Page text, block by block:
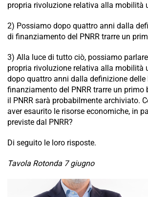
propria rivoluzione relativa alla mobilità
2) Possiamo dopo quattro anni dalla
di finanziamento del PNRR trarre un
3) Alla luce di tutto ciò, possiamo
propria rivoluzione relativa alla mobilità
dopo quattro anni dalla definizione delle
finanziamento del PNRR trarre un primo
il PNRR sarà probabilmente archiviato.
aver esaurito le risorse economiche, in
previste dal PNRR?
Di seguito le loro risposte.
Tavola Rotonda 7 giugno